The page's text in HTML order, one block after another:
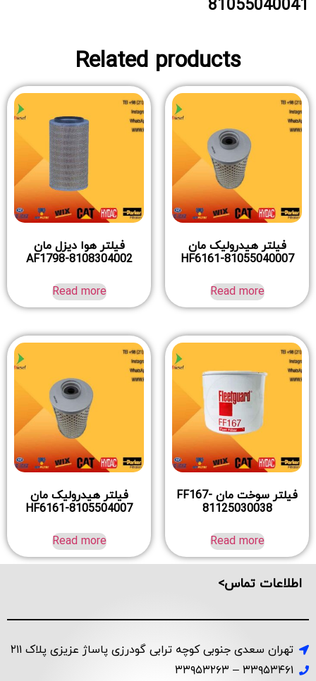
81055040041
Related products
فیلتر هیدرولیک مان
HF6161-81055040007
Read more
فیلتر هوا دیزل مان
AF1798-8108304002
Read more
فیلتر سوخت مان FF167-
81125030038
Read more
فیلتر هیدرولیک مان
HF6161-8105504007
Read more
اطلاعات تماس>
تهران سعدی جنوبی کوچه ترابی گودرزی پاساژ عزیزی پلاک ۲۱۱
۳۳۹۵۳۴۶۱ – ۳۳۹۵۳۲۶۳